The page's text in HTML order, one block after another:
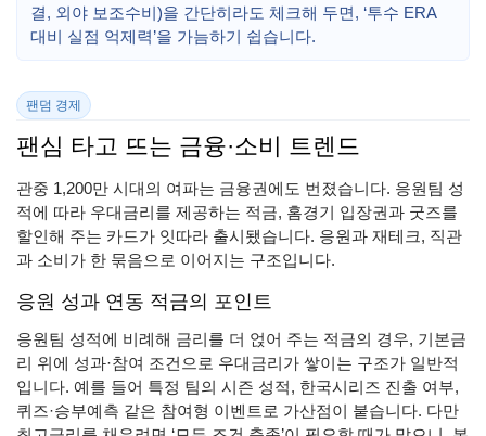
결, 외야 보조수비)을 간단히라도 체크해 두면, ‘투수 ERA
대비 실점 억제력’을 가늠하기 쉽습니다.
팬덤 경제
팬심 타고 뜨는 금융·소비 트렌드
관중 1,200만 시대의 여파는 금융권에도 번졌습니다. 응원팀 성
적에 따라 우대금리를 제공하는 적금, 홈경기 입장권과 굿즈를
할인해 주는 카드가 잇따라 출시됐습니다. 응원과 재테크, 직관
과 소비가 한 묶음으로 이어지는 구조입니다.
응원 성과 연동 적금의 포인트
응원팀 성적에 비례해 금리를 더 얹어 주는 적금의 경우, 기본금
리 위에 성과·참여 조건으로 우대금리가 쌓이는 구조가 일반적
입니다. 예를 들어 특정 팀의 시즌 성적, 한국시리즈 진출 여부,
퀴즈·승부예측 같은 참여형 이벤트로 가산점이 붙습니다. 다만